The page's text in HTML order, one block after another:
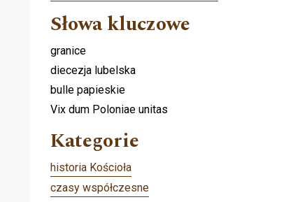
Słowa kluczowe
granice
diecezja lubelska
bulle papieskie
Vix dum Poloniae unitas
Kategorie
historia Kościoła
czasy współczesne